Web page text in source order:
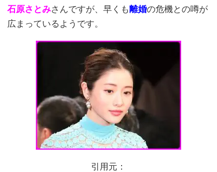
石原さとみさんですが、早くも離婚の危機との噂が
広まっているようです。
引用元：